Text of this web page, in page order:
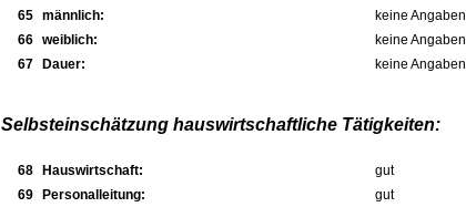
65 männlich:
keine Angaben
66 weiblich:
keine Angaben
67
Dauer: keine Angaben
Selbsteinschätzung hauswirtschaftliche Tätigkeiten:
68 Hauswirtschaft:
gut
69
Personalleitung:
gut